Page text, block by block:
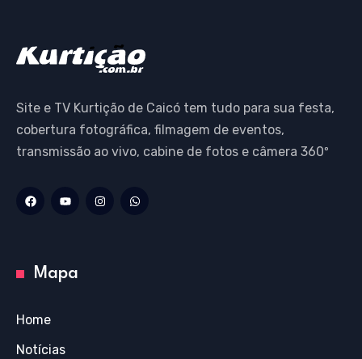
Site e TV Kurtição de Caicó tem tudo para sua festa,
cobertura fotográfica, filmagem de eventos,
transmissão ao vivo, cabine de fotos e câmera 360º
Mapa
Home
Notícias